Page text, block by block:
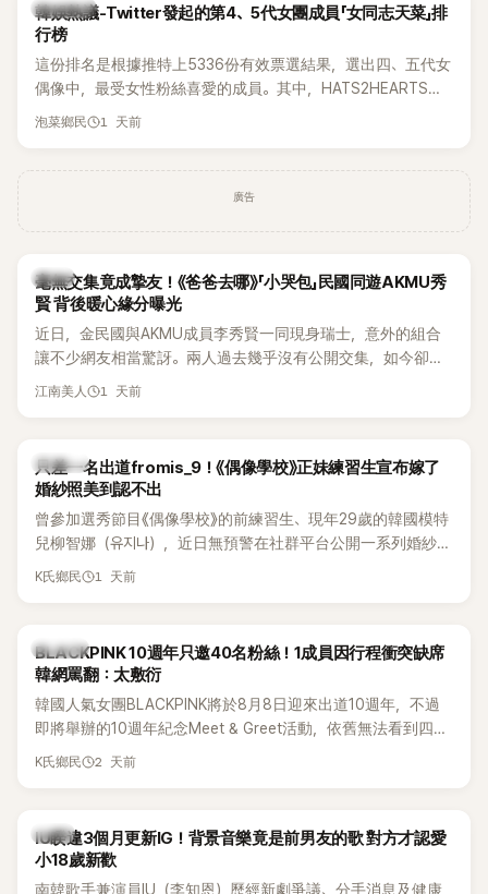
熱議討論
韓娛熱議-Twitter發起的第4、5代女團成員「女同志天菜」排
行榜
這份排名是根據推特上5336份有效票選結果，選出四、五代女
偶像中，最受女性粉絲喜愛的成員。其中，HATS2HEARTS成
員包攬了前三名，展現了她們在女性社群中的高人氣。
泡菜鄉民 1 天前
廣告
韓星
毫無交集竟成摯友！《爸爸去哪》「小哭包」民國同遊AKMU秀
賢 背後暖心緣分曝光
近日，金民國與AKMU成員李秀賢一同現身瑞士，意外的組合
讓不少網友相當驚訝。兩人過去幾乎沒有公開交集，如今卻一
起踏上瑞士之旅，也讓粉絲紛紛好奇：「他們到底是怎麼認識
江南美人 1 天前
K-POP
只差一名出道fromis_9！《偶像學校》正妹練習生宣布嫁了
婚紗照美到認不出
曾參加選秀節目《偶像學校》的前練習生、現年29歲的韓國模特
兒柳智娜（유지나），近日無預警在社群平台公開一系列婚紗
照，親自宣布即將步入婚姻，消息曝光後讓不少曾追看節目的
K氏鄉民 1 天前
K-POP
BLACKPINK 10週年只邀40名粉絲！1成員因行程衝突缺席
韓網罵翻：太敷衍
韓國人氣女團BLACKPINK將於8月8日迎來出道10週年，不過
即將舉辦的10週年紀念Meet & Greet活動，依舊無法看到四人
合體。根據韓媒《MyDaily》7日報導，當天將由Jisoo（智秀）、
K氏鄉民 2 天前
韓星
IU睽違3個月更新IG！背景音樂竟是前男友的歌 對方才認愛
小18歲新歡
南韓歌手兼演員IU（李知恩）歷經新劇爭議、分手消息及健康